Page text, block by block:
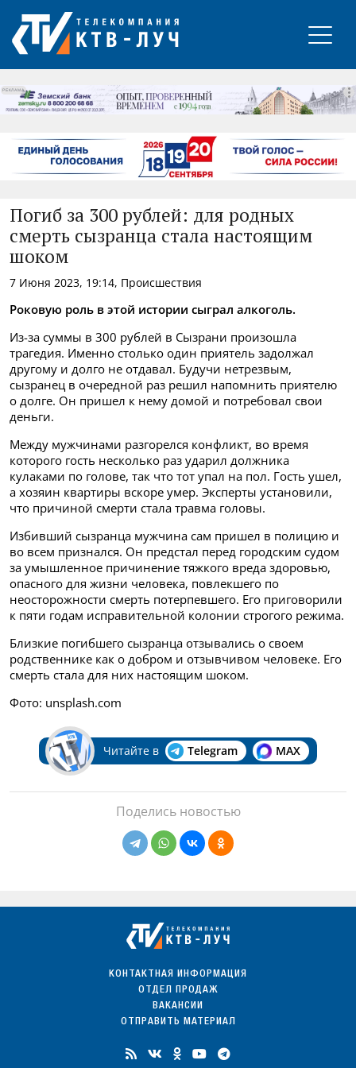
РЕКЛАМА
Погиб за 300 рублей: для родных
смерть сызранца стала настоящим
шоком
7 Июня 2023, 19:14, Происшествия
Роковую роль в этой истории сыграл алкоголь.
Из-за суммы в 300 рублей в Сызрани произошла
трагедия. Именно столько один приятель задолжал
другому и долго не отдавал. Будучи нетрезвым,
сызранец в очередной раз решил напомнить приятелю
о долге. Он пришел к нему домой и потребовал свои
деньги.
Между мужчинами разгорелся конфликт, во время
которого гость несколько раз ударил должника
кулаками по голове, так что тот упал на пол. Гость ушел,
а хозяин квартиры вскоре умер. Эксперты установили,
что причиной смерти стала травма головы.
Избивший сызранца мужчина сам пришел в полицию и
во всем признался. Он предстал перед городским судом
за умышленное причинение тяжкого вреда здоровью,
опасного для жизни человека, повлекшего по
неосторожности смерть потерпевшего. Его приговорили
к пяти годам исправительной колонии строгого режима.
Близкие погибшего сызранца отзывались о своем
родственнике как о добром и отзывчивом человеке. Его
смерть стала для них настоящим шоком.
Фото: unsplash.com
Читайте в Telegram MAX
Поделись новостью
КОНТАКТНАЯ ИНФОРМАЦИЯ
ОТДЕЛ ПРОДАЖ
ВАКАНСИИ
ОТПРАВИТЬ МАТЕРИАЛ